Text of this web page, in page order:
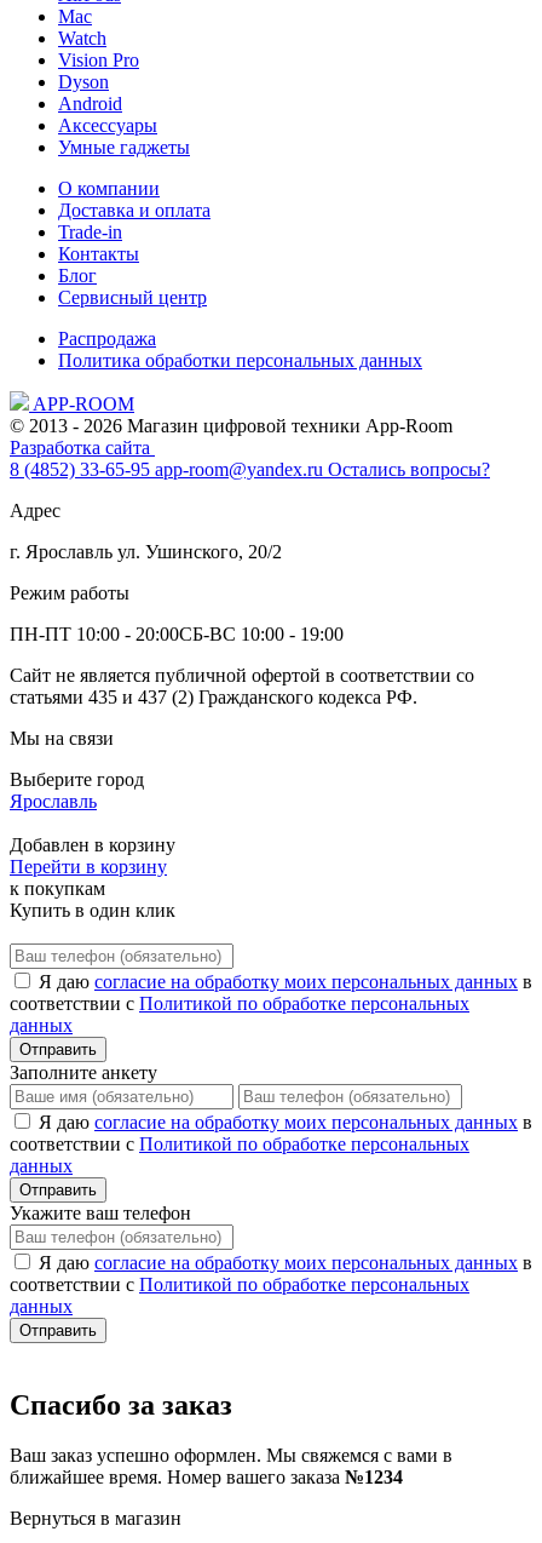
Mac
Watch
Vision Pro
Dyson
Android
Аксессуары
Умные гаджеты
О компании
Доставка и оплата
Trade-in
Контакты
Блог
Сервисный центр
Распродажа
Политика обработки персональных данных
APP-ROOM
© 2013 - 2026 Магазин цифровой техники App-Room
Разработка сайта
8 (4852) 33-65-95 app-room@yandex.ru Остались вопросы?
Адрес
г. Ярославль ул. Ушинского, 20/2
Режим работы
ПН-ПТ 10:00 - 20:00СБ-ВС 10:00 - 19:00
Сайт не является публичной офертой в соответствии со
статьями 435 и 437 (2) Гражданского кодекса РФ.
Мы на связи
Выберите город
Ярославль
Добавлен в корзину
Перейти в корзину
к покупкам
Купить в один клик
Я даю согласие на обработку моих персональных данных в
соответствии с Политикой по обработке персональных
данных
Отправить
Заполните анкету
Я даю согласие на обработку моих персональных данных в
соответствии с Политикой по обработке персональных
данных
Отправить
Укажите ваш телефон
Я даю согласие на обработку моих персональных данных в
соответствии с Политикой по обработке персональных
данных
Отправить
Спасибо за заказ
Ваш заказ успешно оформлен. Мы свяжемся с вами в
ближайшее время. Номер вашего заказа №1234
Вернуться в магазин